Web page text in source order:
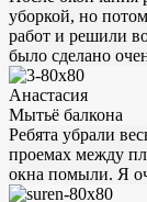
уборкой, но
работ и решили
было сделано
Анастасия
Мытьё балкона
Ребята убрали
проемах между
окна помыли. Я